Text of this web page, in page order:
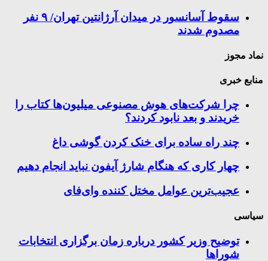
سقوط آسانسور در میدان آرژانتین تهران/ ۹ نفر
مصدوم شدند
نماد مجوز
منابع خبری
چرا شرکت‌های هوش مصنوعی میلیون‌ها کتاب را
خریدند و بعد نابود کردند؟
چند راه‌ ساده برای خنک کردن گوشی داغ
چهار کاری که هنگام شارژ آیفون نباید انجام دهیم
عجیب‌ترین عوامل مختل کننده وای‌فای
سیاسی
توضیح وزیر کشور درباره زمان برگزاری انتخابات
شوراها